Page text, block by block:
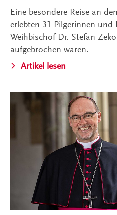
Eine besondere Reise an
erlebten 31 Pilgerinnen und
Weihbischof Dr. Stefan
aufgebrochen waren.
Artikel lesen